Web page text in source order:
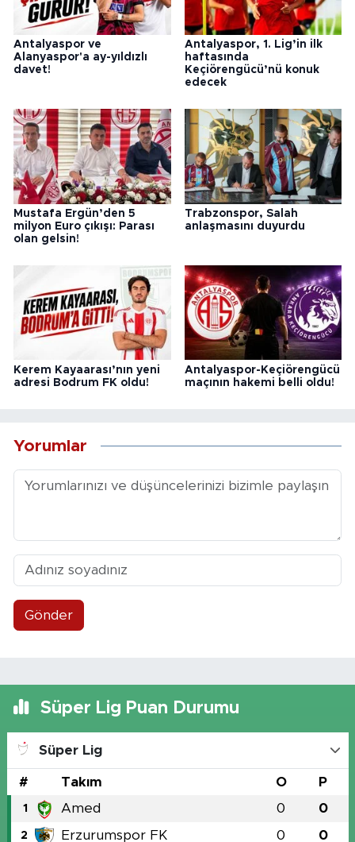
Antalyaspor ve
Alanyaspor'a ay-yıldızlı
davet!
Antalyaspor, 1. Lig’in ilk
haftasında
Keçiörengücü’nü konuk
edecek
Mustafa Ergün’den 5
milyon Euro çıkışı: Parası
olan gelsin!
Trabzonspor, Salah
anlaşmasını duyurdu
Kerem Kayaarası’nın yeni
adresi Bodrum FK oldu!
Antalyaspor-Keçiörengücü
maçının hakemi belli oldu!
Yorumlar
Gönder
Süper Lig Puan Durumu
Süper Lig
# Takım O P
1 Amed 0 0
2 Erzurumspor FK 0 0